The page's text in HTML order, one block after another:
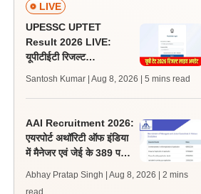
LIVE
UPESSC UPTET
Result 2026 LIVE:
यूपीटीईटी रिजल्ट
जल्द, जानें लेटेस्ट अपडेट,
पासिंग मार्क्स
Santosh Kumar | Aug 8, 2026 | 5 mins read
AAI Recruitment 2026:
एयरपोर्ट अथॉरिटी ऑफ इंडिया
में मैनेजर एवं जेई के 389 पदों
Abhay Pratap Singh | Aug 8, 2026
| 2 mins
read